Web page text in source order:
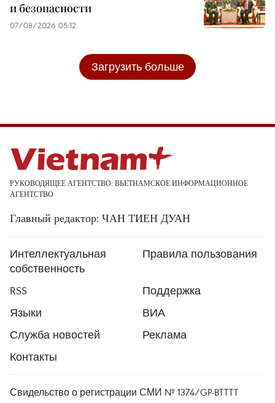
и безопасности
07/08/2026 05:12
Загрузить больше
РУКОВОДЯЩЕЕ АГЕНТСТВО: ВЬЕТНАМСКОЕ ИНФОРМАЦИОННОЕ
АГЕНТСТВО
Главный редактор: ЧАН ТИЕН ДУАН
Интеллектуальная
собственность
Правила пользования
RSS
Поддержка
Языки
ВИА
Служба новостей
Реклама
Контакты
Свидельство о регистрации СМИ № 1374/GP-BTTTT